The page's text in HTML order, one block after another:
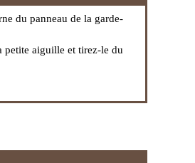
du panneau de la garde-
petite aiguille et tirez-le du